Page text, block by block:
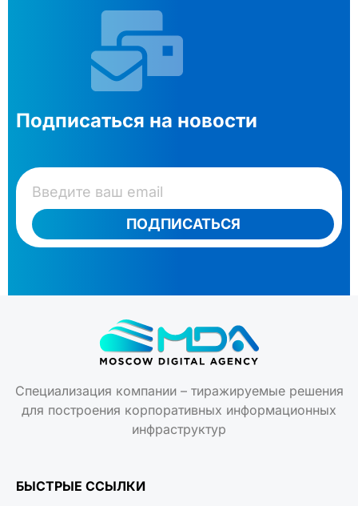
Подписаться на новости
ПОДПИСАТЬСЯ
Специализация компании – тиражируемые решения
для построения корпоративных информационных
инфраструктур
БЫСТРЫЕ ССЫЛКИ